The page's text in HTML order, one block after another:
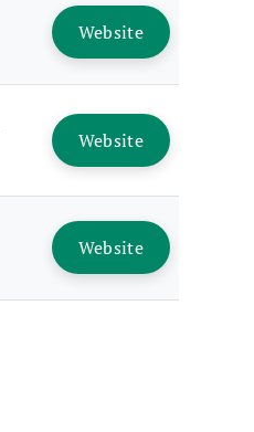
Website
Website
Website